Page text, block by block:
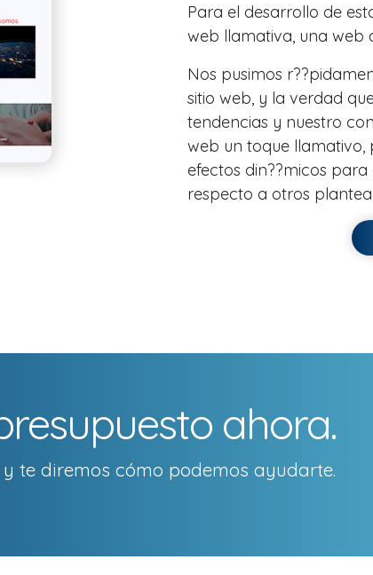
Para el desarrollo de
web llamativa, una web
Nos pusimos
sitio web, y la verdad
tendencias y nuestro
web un toque llamativo,
efectos din??micos
respecto a otros
ahora.
te diremos cómo podemos ayudarte.